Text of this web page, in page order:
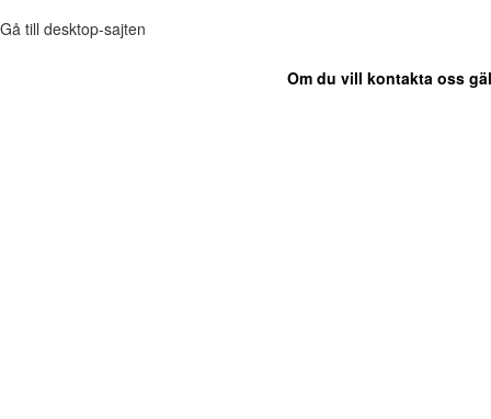
Gå till desktop-sajten
Om du vill kontakta oss